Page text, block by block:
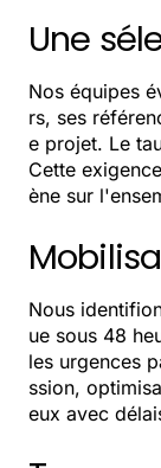
Une
Nos équipes
rs, ses
e projet. Le
Cette
ène sur
Nous
ue sous 48
les urgences
ssion,
eux avec